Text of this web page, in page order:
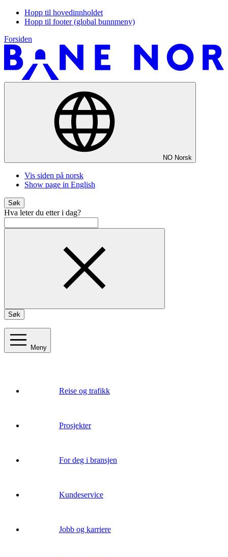
Hopp til hovedinnholdet
Hopp til footer (global bunnmeny)
Forsiden
NO Norsk
Vis siden på norsk
Show page in English
Søk
Hva leter du etter i dag?
Søk
Meny
Reise og trafikk
Prosjekter
For deg i bransjen
Kundeservice
Jobb og karriere